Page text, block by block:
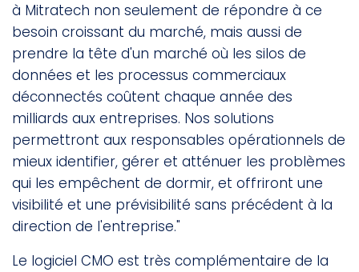
à Mitratech non seulement de répondre à ce
besoin croissant du marché, mais aussi de
prendre la tête d'un marché où les silos de
données et les processus commerciaux
déconnectés coûtent chaque année des
milliards aux entreprises. Nos solutions
permettront aux responsables opérationnels de
mieux identifier, gérer et atténuer les problèmes
qui les empêchent de dormir, et offriront une
visibilité et une prévisibilité sans précédent à la
direction de l'entreprise."
Le logiciel CMO est très complémentaire de la